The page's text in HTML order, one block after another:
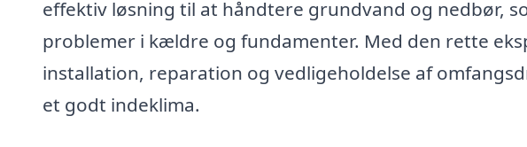
effektiv løsning til at håndtere grundvand og nedbør,
problemer i kældre og fundamenter. Med den rette
installation, reparation og vedligeholdelse af
et godt indeklima.